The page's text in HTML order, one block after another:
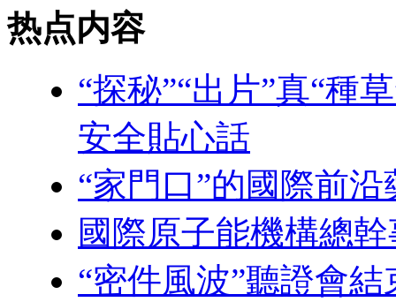
热点内容
“探秘”“出片”真“種
安全貼心話
“家門口”的國際前
國際原子能機構總
“密件風波”聽證會